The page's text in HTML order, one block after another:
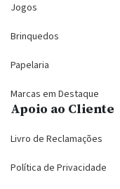
Jogos
Brinquedos
Papelaria
Marcas em Destaque
Apoio ao Cliente
Livro de Reclamações
Política de Privacidade